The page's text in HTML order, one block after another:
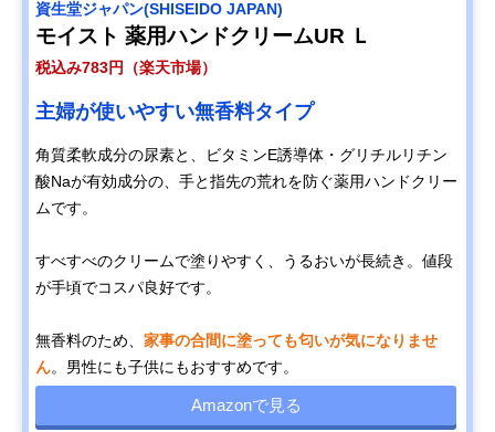
資生堂ジャパン(SHISEIDO JAPAN)
モイスト 薬用ハンドクリームUR Ｌ
税込み783円（楽天市場）
主婦が使いやすい無香料タイプ
角質柔軟成分の尿素と、ビタミンE誘導体・グリチルリチン
酸Naが有効成分の、手と指先の荒れを防ぐ薬用ハンドクリー
ムです。
すべすべのクリームで塗りやすく、うるおいが長続き。値段
が手頃でコスパ良好です。
無香料のため、 家事の合間に塗っても匂いが気になりませ
ん。男性にも子供にもおすすめです。
Amazonで見る